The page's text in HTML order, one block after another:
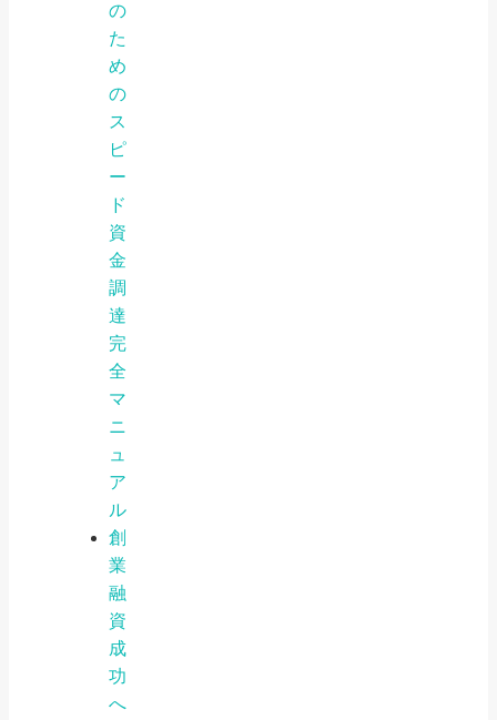
の
た
め
の
ス
ピ
ー
ド
資
金
調
達
完
全
マ
ニ
ュ
ア
ル
創
業
融
資
成
功
へ